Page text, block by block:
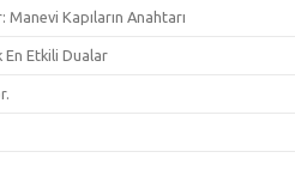
Manevi Kapıların Anahtarı
En Etkili Dualar